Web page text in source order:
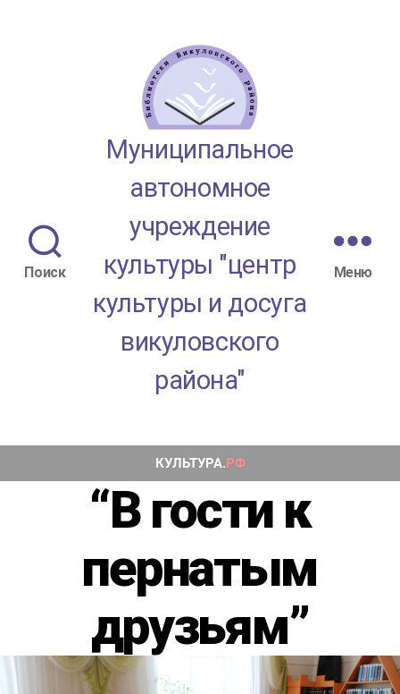
Поиск
МАУК
"ЦКД
района"
Муниципальное
автономное
учреждение
культуры "центр
культуры и досуга
викуловского
района"
Меню
“В гости к
пернатым
друзьям”